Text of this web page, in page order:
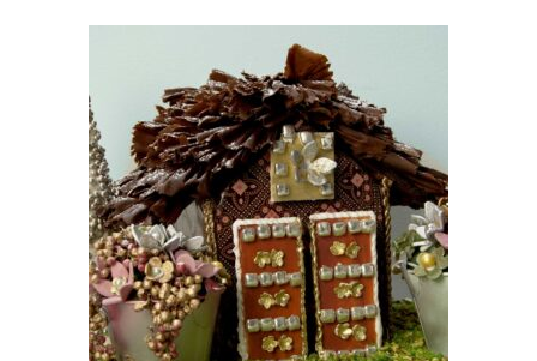
ADICIONAR PRODUCTO